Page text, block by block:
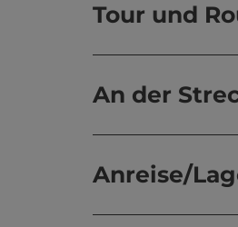
Tour und
An der
Anreise/